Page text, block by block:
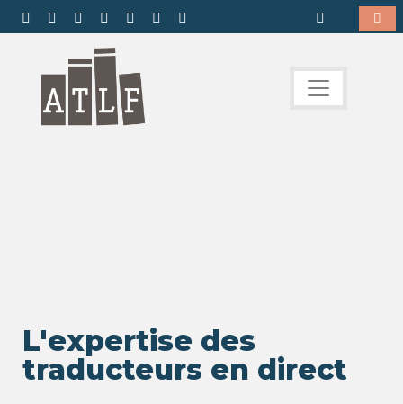
L'expertise des
traducteurs en direct